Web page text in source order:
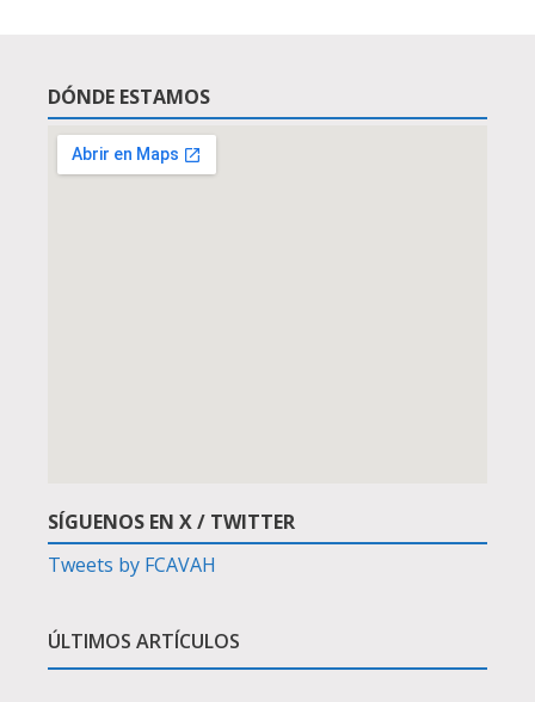
DÓNDE ESTAMOS
SÍGUENOS EN X / TWITTER
Tweets by FCAVAH
ÚLTIMOS ARTÍCULOS